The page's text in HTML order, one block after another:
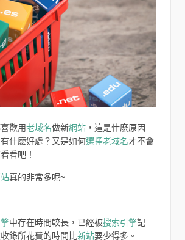
歡用老域名做新網站，這是什麽原因
有什麽好處？又是如何選擇老域名才不會
看吧！
真的非常多呢~
中存在時間較長，已經被搜索引擎記
錄所花費的時間比新站要少得多。